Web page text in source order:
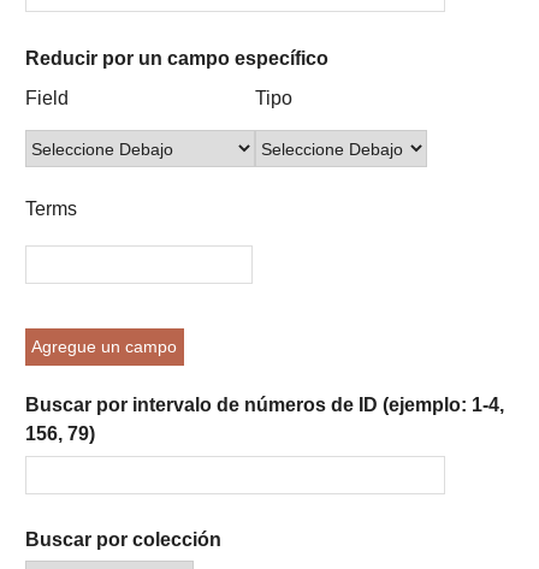
of
rows
in
por
un
campo
Reducir por un campo específico
Campo
búsqueda
Tipo
búsqueda
Términos
búsqueda
Ensamblador
Búsqueda
Field Tipo
Terms
Agregue un campo
Buscar por intervalo de números de ID (ejemplo: 1-4,
156, 79)
Buscar por colección